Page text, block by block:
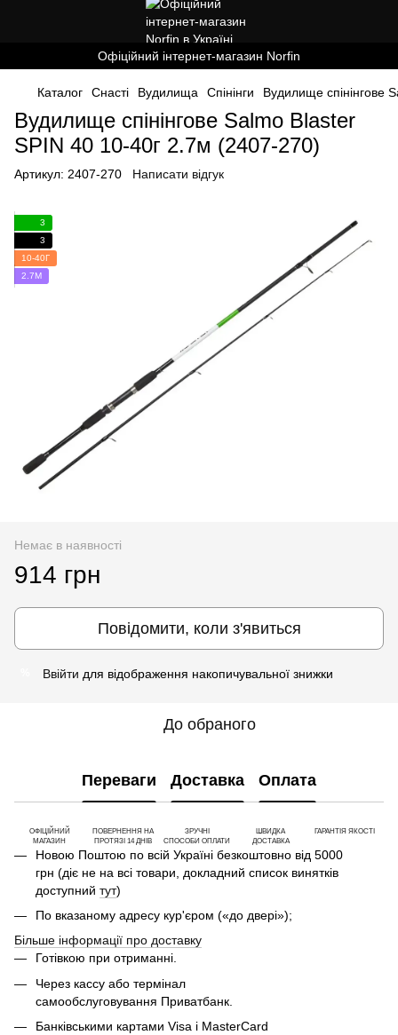
Офіційний інтернет-магазин Norfin
Каталог Снасті Вудилища Спінінги Вудилище спінінгове
Вудилище спінінгове Salmo Blaster
SPIN 40 10-40г 2.7м (2407-270)
Артикул: 2407-270 Написати відгук
3
3
10-40Г
2.7М
Немає в наявності
914 грн
Повідомити, коли з'явиться
Ввійти для відображення накопичувальної знижки
До обраного
Переваги Доставка Оплата
ОФІЦІЙНИЙ
МАГАЗИН
ПОВЕРНЕННЯ НА
ПРОТЯЗІ 14 ДНІВ
ЗРУЧНІ
СПОСОБИ ОПЛАТИ
ШВИДКА
ДОСТАВКА
ГАРАНТІЯ ЯКОСТІ
Новою Поштою по всій Україні безкоштовно від 5000
грн (діє не на всі товари, докладний список винятків
доступний тут)
По вказаному адресу кур'єром («до двері»);
Більше інформації про доставку
Готівкою при отриманні.
Через кассу або термінал
самообслуговування Приватбанк.
Банківськими картами Visa і MasterCard